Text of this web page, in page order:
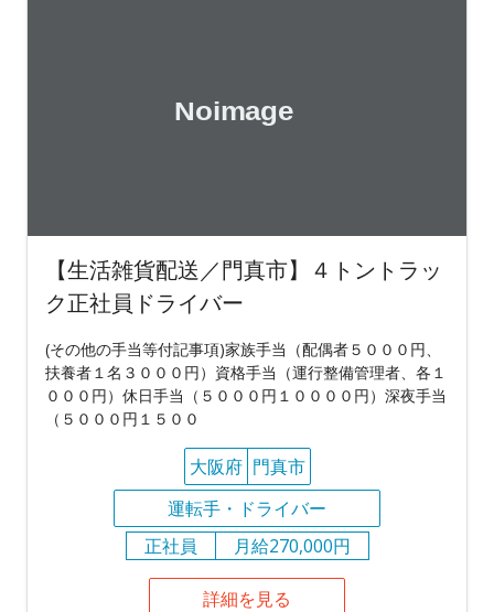
【生活雑貨配送／門真市】４トントラッ
ク正社員ドライバー
(その他の手当等付記事項)家族手当（配偶者５０００円、
扶養者１名３０００円）資格手当（運行整備管理者、各１
０００円）休日手当（５０００円１００００円）深夜手当
（５０００円１５００
大阪府 門真市
運転手・ドライバー
正社員
月給270,000円
詳細を見る